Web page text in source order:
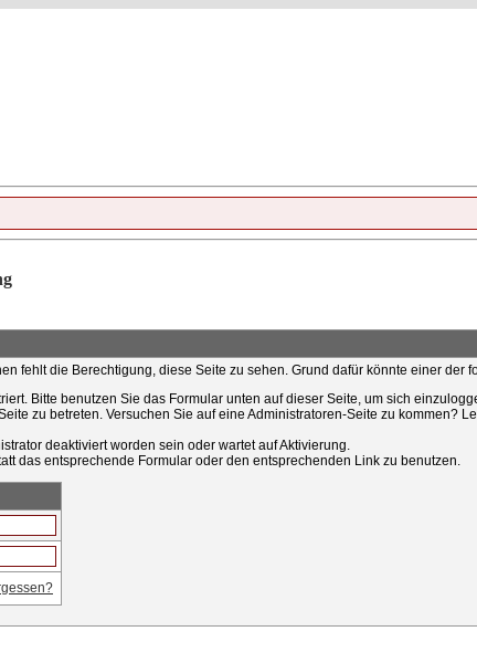
fehlt die Berechtigung, diese Seite zu sehen. Grund dafür könnte einer der
Bitte benutzen Sie das Formular unten auf dieser Seite, um sich
zu betreten. Versuchen Sie auf eine Administratoren-Seite zu kommen?
deaktiviert worden sein oder wartet auf Aktivierung.
das entsprechende Formular oder den entsprechenden Link zu benutzen.